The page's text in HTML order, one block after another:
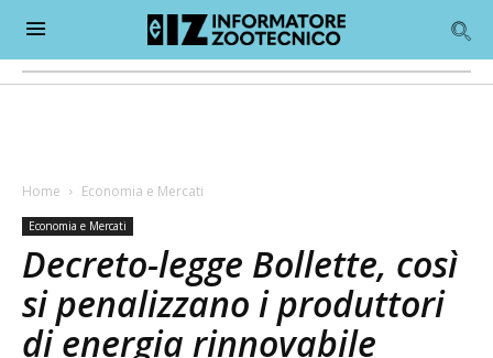
Home Economia e Mercati
Economia e Mercati
Decreto-legge Bollette, così
si penalizzano i produttori
di energia rinnovabile